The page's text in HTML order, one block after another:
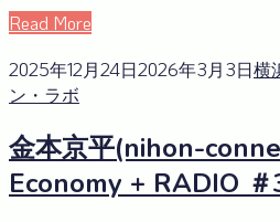
Read More
2025年12月24日2026年3月3日横
ン・ラボ
金本京平(nihon-
Economy + RADIO